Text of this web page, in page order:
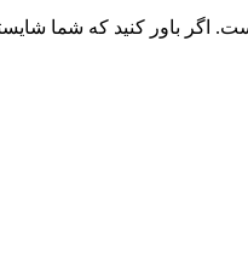
باور کنید که شما